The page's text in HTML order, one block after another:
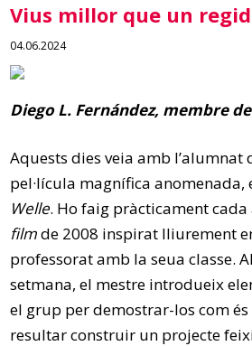
Vius millor que un
04.06.2024
Diego L. Fernández, membre
Aquests dies veia amb
pel·lícula magnífica anomenada,
Welle. Ho faig pràcticament cada
filmde 2008 inspirat lliurement
professorat amb la seua classe.
setmana, el mestre introdueix
el grup per demostrar-los com
resultar construir un projecte